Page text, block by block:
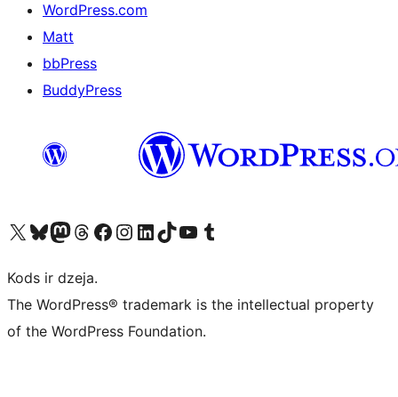
WordPress.com
Matt
bbPress
BuddyPress
Apmeklējiet mūsu X (agrāk Twitter) kontu
Apmeklējiet mūsu Bluesky kontu
Apmeklējiet mūsu Mastodon kontu
Apmeklējiet mūsu Threads kontu
Apmeklējiet mūsu Facebook lapuApmeklējiet mūsu Instagram kontu
Apmeklējiet mūsu LinkedIn kontu
Apmeklējiet mūsu TikTok kontu
Apmeklējiet mūsu YouTube kanālu
Apmeklējiet mūsu Tumblr kontu
Kods ir dzeja.
The WordPress® trademark is the intellectual property
of the WordPress Foundation.